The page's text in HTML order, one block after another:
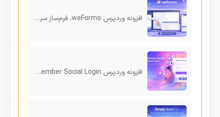
افزونه وردپرس weForms، فرم‌ساز سریع برای سایت‌های حرفه‌ای
افزونه وردپرس Ultimate Member Social Login برای ورود سریع کاربران